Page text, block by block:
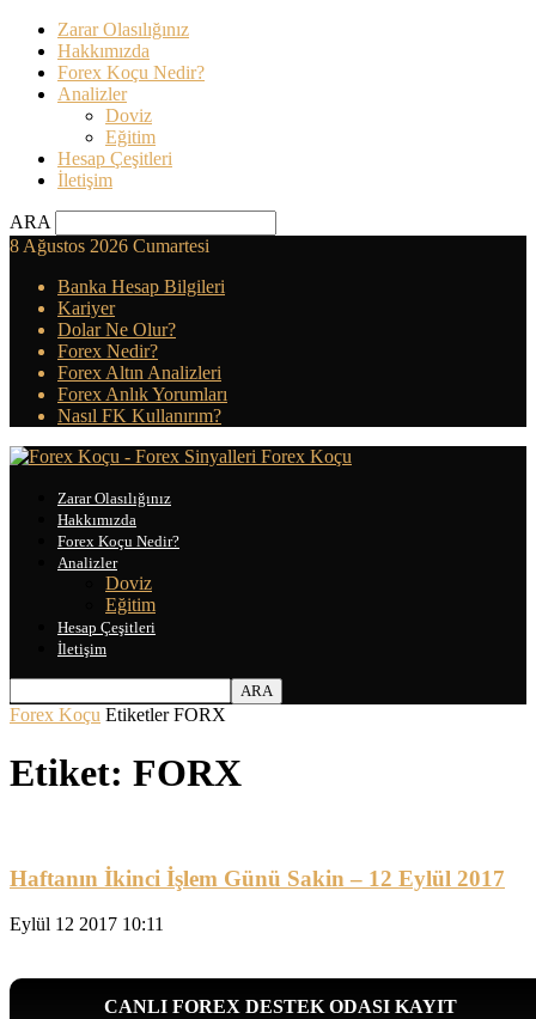
Zarar Olasılığınız
Hakkımızda
Forex Koçu Nedir?
Analizler
Doviz
Eğitim
Hesap Çeşitleri
İletişim
ARA
8 Ağustos 2026 Cumartesi
Banka Hesap Bilgileri
Kariyer
Dolar Ne Olur?
Forex Nedir?
Forex Altın Analizleri
Forex Anlık Yorumları
Nasıl FK Kullanırım?
Forex Koçu
Zarar Olasılığınız
Hakkımızda
Forex Koçu Nedir?
Analizler
Doviz
Eğitim
Hesap Çeşitleri
İletişim
Forex Koçu Etiketler FORX
Etiket: FORX
Haftanın İkinci İşlem Günü Sakin – 12 Eylül 2017
Eylül 12 2017 10:11
CANLI FOREX DESTEK ODASI KAYIT